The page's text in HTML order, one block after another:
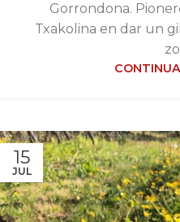
Gorrondona.
Txakolina en dar un
15
JUL